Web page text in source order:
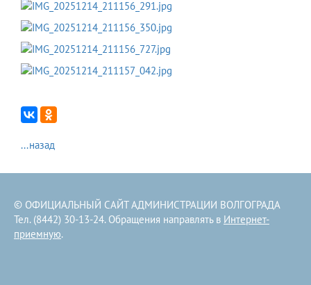
...назад
© ОФИЦИАЛЬНЫЙ САЙТ АДМИНИСТРАЦИИ ВОЛГОГРАДА
Тел. (8442) 30-13-24. Обращения направлять в Интернет-
приемную.